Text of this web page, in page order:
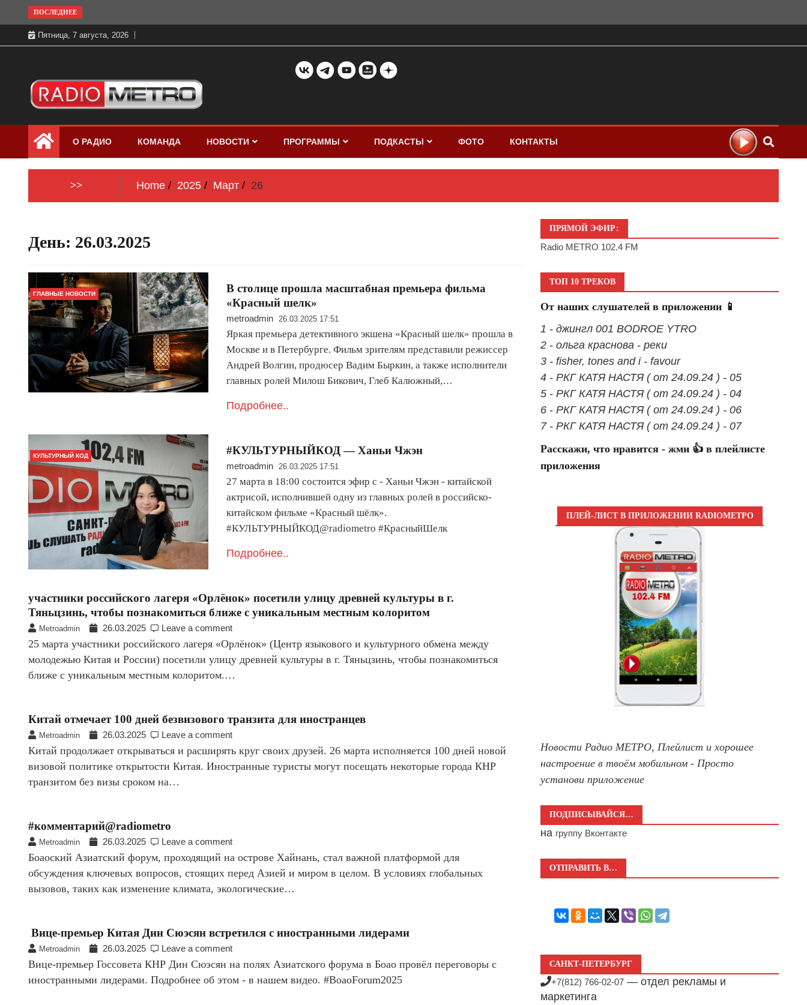
to
content
ПОСЛЕДНЕЕ
Пятница, 7 августа, 2026
Радио МЕТРО
бесплатно в хорошем качестве Санкт-
Петербург и Россия
О РАДИО КОМАНДА НОВОСТИ ПРОГРАММЫ ПОДКАСТЫ ФОТО КОНТАКТЫ
>> Home 2025 Март 26
День: 26.03.2025
ГЛАВНЫЕ НОВОСТИ
В столице прошла масштабная премьера фильма
«Красный шелк»
metroadmin 26.03.2025 17:51
Яркая премьера детективного экшена «Красный шелк» прошла в
Москве и в Петербурге. Фильм зрителям представили режиссер
Андрей Волгин, продюсер Вадим Быркин, а также исполнители
главных ролей Милош Бикович, Глеб Калюжный,…
Подробнее..
КУЛЬТУРНЫЙ КОД #КУЛЬТУРНЫЙКОД — Ханьи Чжэн
metroadmin 26.03.2025 17:51
27 марта в 18:00 состоится эфир с - Ханьи Чжэн - китайской
актрисой, исполнившей одну из главных ролей в российско-
китайском фильме «Красный шёлк».
#КУЛЬТУРНЫЙКОД@radiometro #КрасныйШелк
Подробнее..
участники российского лагеря «Орлёнок» посетили улицу древней культуры в г.
Тяньцзинь, чтобы познакомиться ближе с уникальным местным колоритом
Metroadmin 26.03.2025 Leave a comment
25 марта участники российского лагеря «Орлёнок» (Центр языкового и культурного обмена между
молодежью Китая и России) посетили улицу древней культуры в г. Тяньцзинь, чтобы познакомиться
ближе с уникальным местным колоритом.…
Китай отмечает 100 дней безвизового транзита для иностранцев
Metroadmin 26.03.2025 Leave a comment
Китай продолжает открываться и расширять круг своих друзей. 26 марта исполняется 100 дней новой
визовой политике открытости Китая. Иностранные туристы могут посещать некоторые города КНР
транзитом без визы сроком на…
#комментарий@radiometro
Metroadmin 26.03.2025 Leave a comment
Боаоский Азиатский форум, проходящий на острове Хайнань, стал важной платформой для
обсуждения ключевых вопросов, стоящих перед Азией и миром в целом. В условиях глобальных
вызовов, таких как изменение климата, экологические…
Вице-премьер Китая Дин Сюэсян встретился с иностранными лидерами
Metroadmin 26.03.2025 Leave a comment
Вице-премьер Госсовета КНР Дин Сюэсян на полях Азиатского форума в Боао провёл переговоры с
иностранными лидерами. Подробнее об этом - в нашем видео. #BoaoForum2025
ПРЯМОЙ ЭФИР:
Radio METRO 102.4 FM
ТОП 10 ТРЕКОВ
От наших слушателей в приложении 📱
1 - джингл 001 BODROE YTRO
2 - ольга краснова - реки
3 - fisher, tones and i - favour
4 - РКГ КАТЯ НАСТЯ ( от 24.09.24 ) - 05
5 - РКГ КАТЯ НАСТЯ ( от 24.09.24 ) - 04
6 - РКГ КАТЯ НАСТЯ ( от 24.09.24 ) - 06
7 - РКГ КАТЯ НАСТЯ ( от 24.09.24 ) - 07
Расскажи, что нравится - жми 👍 в плейлисте
приложения
ПЛЕЙ-ЛИСТ В ПРИЛОЖЕНИИ RADIOМЕТРО
Новости Радио МЕТРО, Плейлист и хорошее
настроение в твоём мобильном - Просто
установи приложение
ПОДПИСЫВАЙСЯ…
на группу Вконтакте
ОТПРАВИТЬ В…
САНКТ-ПЕТЕРБУРГ
+7(812) 766-02-07 — отдел рекламы и
маркетинга